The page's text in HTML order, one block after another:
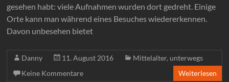
gesehen habt: viele Aufnahmen wurden dort gedreht. Einige
Orte kann man während eines Besuches wiedererkennen.
Davon unbesehen bietet
Danny 11. August 2016 Mittelalter, unterwegs
Keine Kommentare
Weiterlesen